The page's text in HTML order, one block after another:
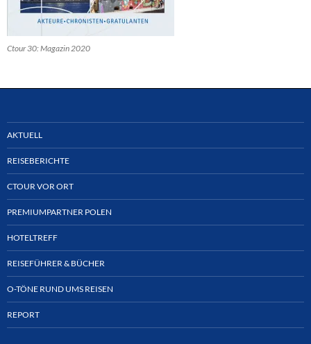
Ctour 30: Magazin 2020
AKTUELL
REISEBERICHTE
CTOUR VOR ORT
PREMIUMPARTNER POLEN
HOTELTREFF
REISEFÜHRER & BÜCHER
O-TÖNE RUND UMS REISEN
REPORT